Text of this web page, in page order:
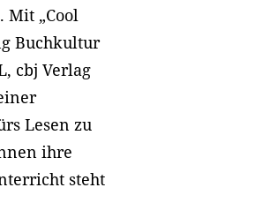
Mit „Cool
Buchkultur
cbj Verlag
Lesen zu
ihre
steht